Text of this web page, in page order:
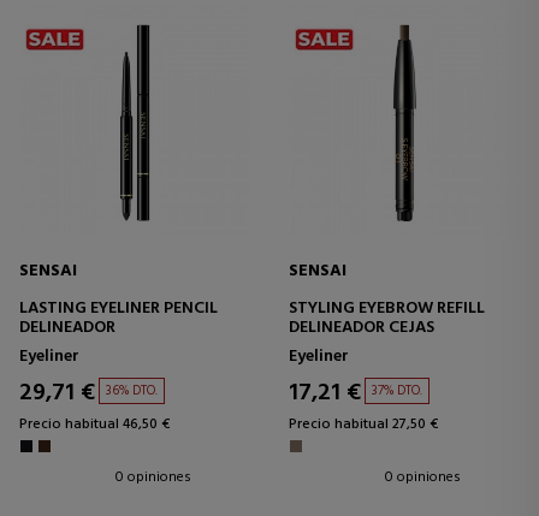
SENSAI
LASTING EYELINER PENCIL
DELINEADOR
Eyeliner
29,71 € 36% DTO.
Precio habitual 46,50 €
0 opiniones
SENSAI
STYLING EYEBROW REFILL
DELINEADOR CEJAS
Eyeliner
17,21 € 37% DTO.
Precio habitual 27,50 €
0 opiniones